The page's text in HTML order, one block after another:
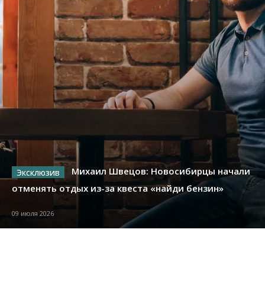
Михаил Швецов: Новосибирцы начали
отменять отдых из-за квеста «найди бензин»
09 июля 2026